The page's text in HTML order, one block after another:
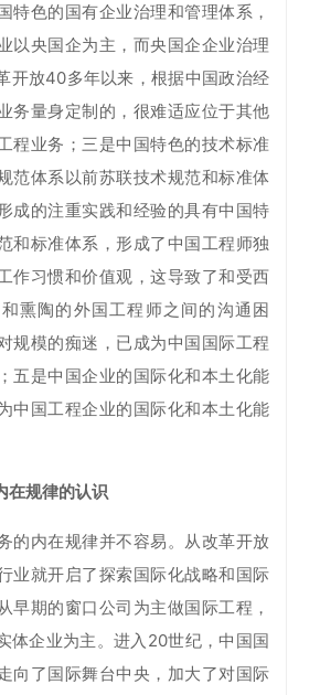
特色的国有企业治理和管理体系，
以央国企为主，而央国企企业治理
开放40多年以来，根据中国政治经
务量身定制的，很难适应位于其他
程业务；三是中国特色的技术标准
范体系以前苏联技术规范和标准体
成的注重实践和经验的具有中国特
和标准体系，形成了中国工程师独
作习惯和价值观，这导致了和受西
熏陶的外国工程师之间的沟通困
规模的痴迷，已成为中国国际工程
五是中国企业的国际化和本土化能
中国工程企业的国际化和本土化能
在规律的认识
的内在规律并不容易。从改革开放
业就开启了探索国际化战略和国际
早期的窗口公司为主做国际工程，
体企业为主。进入20世纪，中国国
向了国际舞台中央，加大了对国际